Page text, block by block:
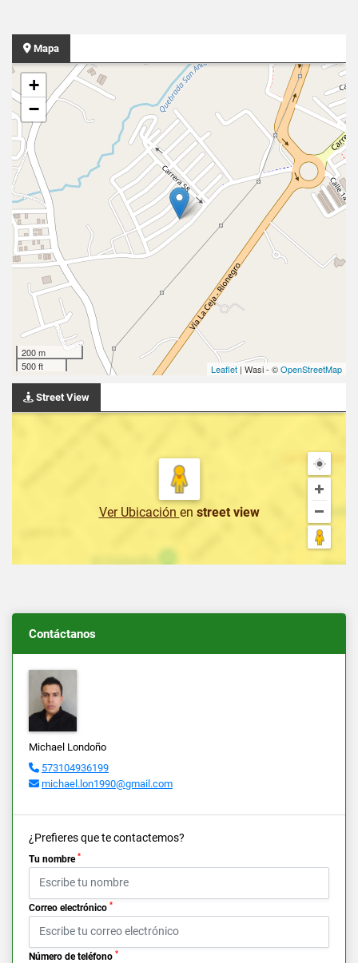
Mapa
+
−
200 m
500 ft
Leaflet | Wasi - ©OpenStreetMap
Street View
Ver Ubicación en street view
Contáctanos
Michael Londoño
573104936199
michael.lon1990@gmail.com
¿Prefieres que te contactemos?
Tu nombre *
Correo electrónico *
Número de teléfono *